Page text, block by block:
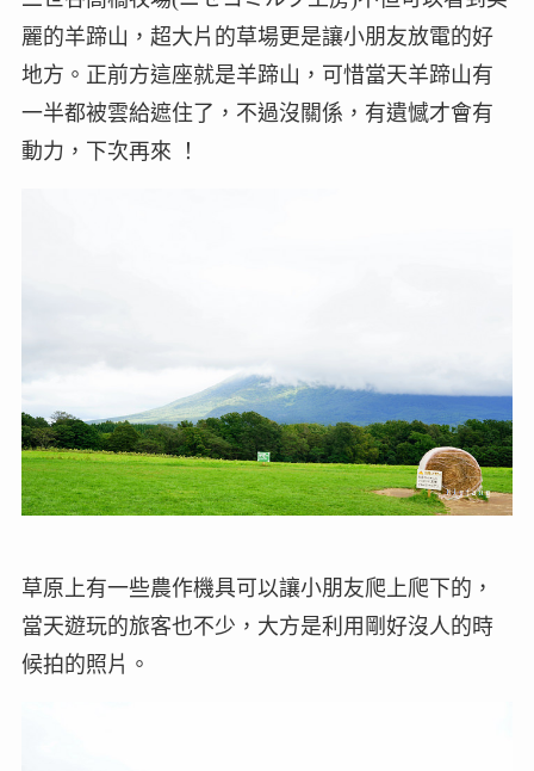
麗的羊蹄山，超大片的草場更是讓小朋友放電的好
地方。正前方這座就是羊蹄山，可惜當天羊蹄山有
一半都被雲給遮住了，不過沒關係，有遺憾才會有
動力，下次再來 ！
草原上有一些農作機具可以讓小朋友爬上爬下的，
當天遊玩的旅客也不少，大方是利用剛好沒人的時
候拍的照片。